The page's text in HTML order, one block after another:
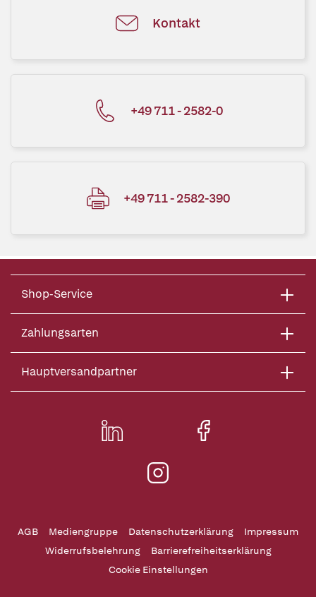
Kontakt
+49 711 - 2582-0
+49 711 - 2582-390
Shop-Service
Zahlungsarten
Hauptversandpartner
AGB Mediengruppe Datenschutzerklärung
Impressum
Widerrufsbelehrung
Barrierefreiheitserklärung
Cookie Einstellungen